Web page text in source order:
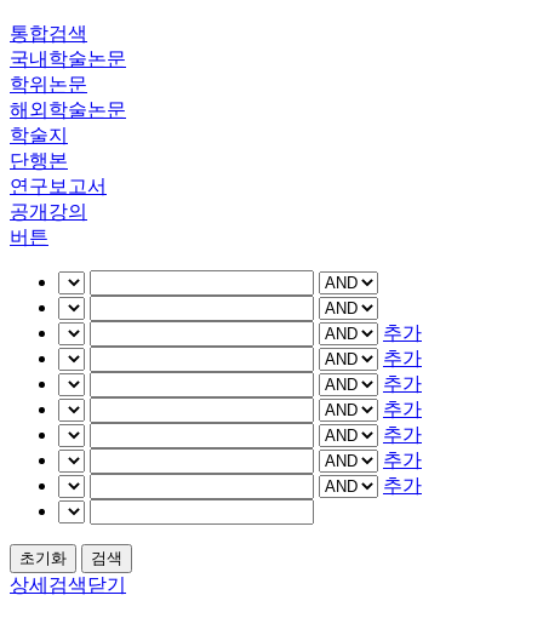
통합검색
국내학술논문
학위논문
해외학술논문
학술지
단행본
연구보고서
공개강의
버튼
추가
추가
추가
추가
추가
추가
추가
상세검색닫기